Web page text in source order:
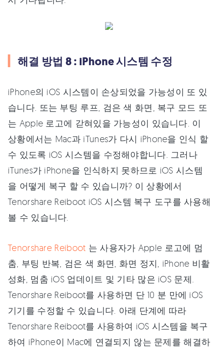
해결 방법 8 : iPhone 시스템 수정
iPhone의 iOS 시스템이 손상되었을 가능성이 또 있
습니다. 또는 부팅 루프, 검은 색 화면, 복구 모드 또
는 Apple 로고에 갇혀있을 가능성이 있습니다. 이
상황에서는 Mac과 iTunes가 다시 iPhone을 인식 할
수 있도록 iOS 시스템을 수정해야합니다. 그러나
iTunes가 iPhone을 인식하지 못하므로 iOS 시스템
을 어떻게 복구 할 수 있습니까? 이 상황에서
Tenorshare Reiboot iOS 시스템 복구 도구를 사용해
볼 수 있습니다.
Tenorshare Reiboot 는 사용자가 Apple 로고에 멈
춤, 부팅 반복, 검은 색 화면, 화면 정지, iPhone 비활
성화, 멈춤 iOS 업데이트 및 기타 많은 iOS 문제.
Tenorshare Reiboot를 사용하면 단 10 분 만에 iOS
기기를 수정할 수 있습니다. 아래 단계에 따라
Tenorshare Reiboot를 사용하여 iOS 시스템을 복구
하여 iPhone이 Mac에 연결되지 않는 문제를 해결하